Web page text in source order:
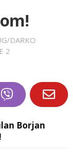
DARKO
2
Borjan